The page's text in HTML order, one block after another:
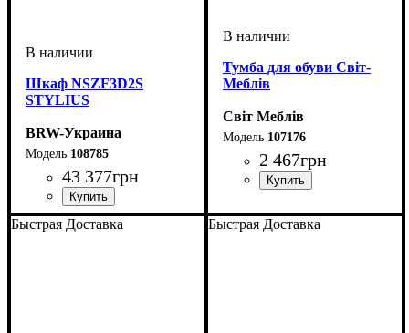
Шкаф NSZF3D2S
STYLIUS
BRW-Украина
108785
43 377грн
Тумба для обуви Світ-
Меблів
Світ Меблів
107176
2 467грн
Быстрая Доставка Быстрая Доставка